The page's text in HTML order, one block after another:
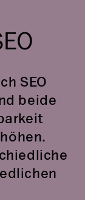
SEO
beide